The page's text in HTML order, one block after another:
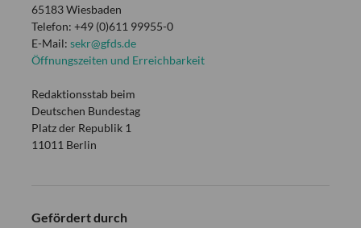
65183 Wiesbaden
Telefon: +49 (0)611 99955-0
E-Mail: sekr@gfds.de
Öffnungszeiten und Erreichbarkeit
Redaktionsstab beim
Deutschen Bundestag
Platz der Republik 1
11011 Berlin
Gefördert durch